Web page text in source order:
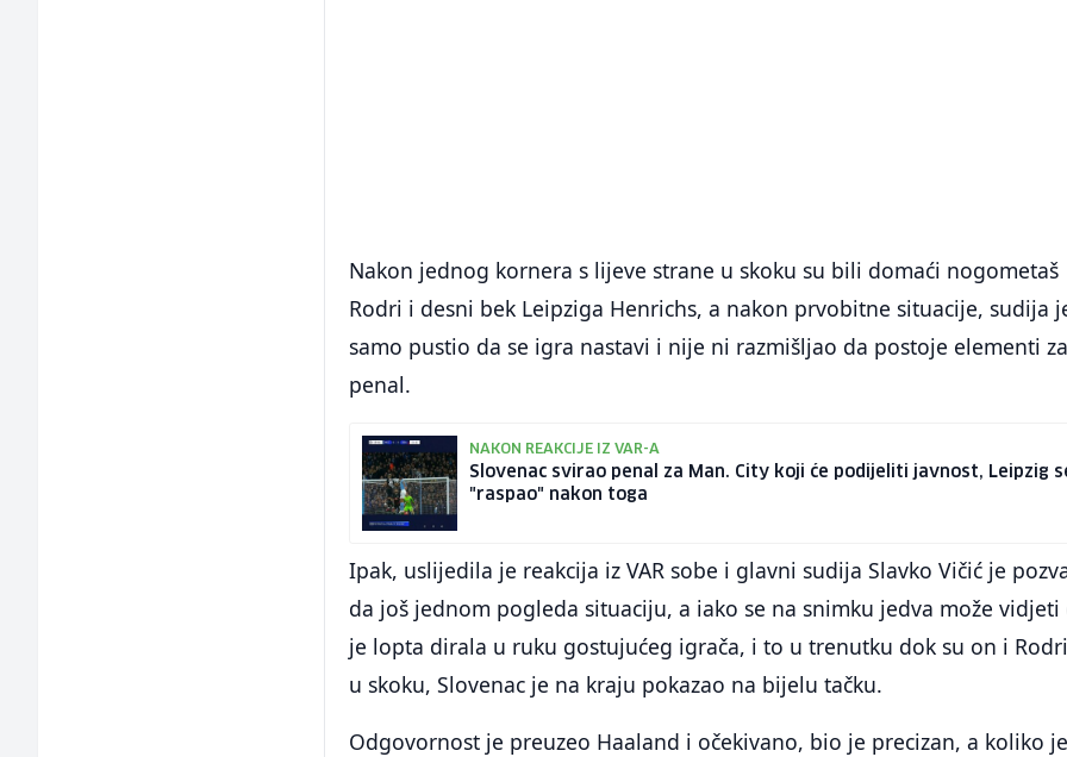
Nakon jednog kornera s lijeve strane u skoku su bili domaći nogometaš
Rodri i desni bek Leipziga Henrichs, a nakon prvobitne situacije, sudija
samo pustio da se igra nastavi i nije ni razmišljao da postoje elementi za
penal.
NAKON REAKCIJE IZ VAR-A
Slovenac svirao penal za Man. City koji će podijeliti javnost, Leipzig
"raspao" nakon toga
Ipak, uslijedila je reakcija iz VAR sobe i glavni sudija Slavko Vičić je
da još jednom pogleda situaciju, a iako se na snimku jedva može vidjeti
je lopta dirala u ruku gostujućeg igrača, i to u trenutku dok su on i
u skoku, Slovenac je na kraju pokazao na bijelu tačku.
Odgovornost je preuzeo Haaland i očekivano, bio je precizan, a koliko